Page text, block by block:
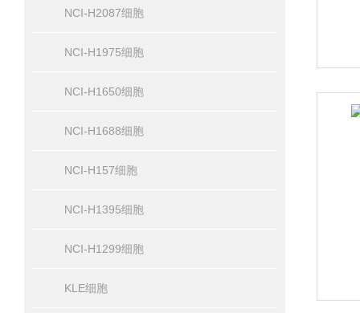
NCI-H2087细胞
NCI-H1975细胞
NCI-H1650细胞
NCI-H1688细胞
NCI-H157细胞
NCI-H1395细胞
NCI-H1299细胞
KLE细胞